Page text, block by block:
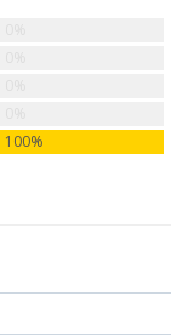
100%